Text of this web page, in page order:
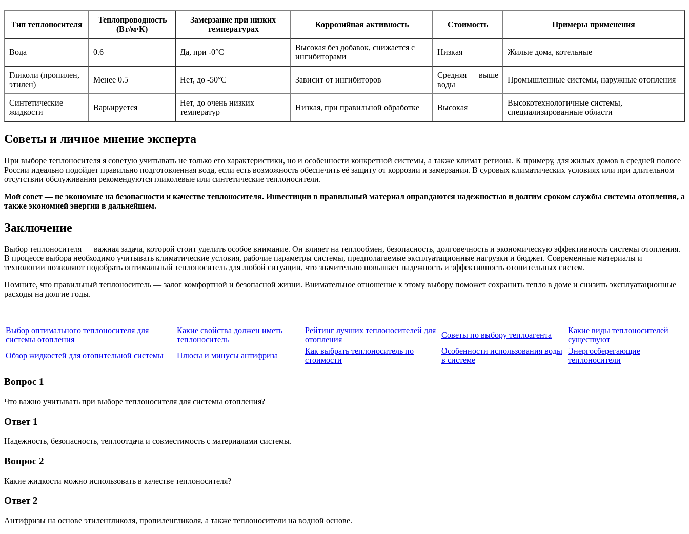
Тип теплоносителя
Теплопроводность
(Вт/м·К)
Замерзание при низких
температурах
Коррозийная активность Стоимость Примеры применения
Вода 0.6 Да, при -0°C
Высокая без добавок, снижается с
ингибиторами
Низкая Жилые дома, котельные
Гликоли (пропилен,
этилен)
Менее 0.5 Нет, до -50°C Зависит от ингибиторов
Средняя — выше
воды
Промышленные системы, наружные отопления
Синтетические
жидкости
Варьируется
Нет, до очень низких
температур
Низкая, при правильной обработке Высокая
Высокотехнологичные системы,
специализированные области
Советы и личное мнение эксперта
При выборе теплоносителя я советую учитывать не только его характеристики, но и особенности конкретной системы, а также климат региона. К примеру, для жилых домов в средней полосе
России идеально подойдет правильно подготовленная вода, если есть возможность обеспечить её защиту от коррозии и замерзания. В суровых климатических условиях или при длительном
отсутствии обслуживания рекомендуются гликолевые или синтетические теплоносители.
Мой совет — не экономьте на безопасности и качестве теплоносителя. Инвестиции в правильный материал оправдаются надежностью и долгим сроком службы системы отопления, а
также экономией энергии в дальнейшем.
Заключение
Выбор теплоносителя — важная задача, которой стоит уделить особое внимание. Он влияет на теплообмен, безопасность, долговечность и экономическую эффективность системы отопления.
В процессе выбора необходимо учитывать климатические условия, рабочие параметры системы, предполагаемые эксплуатационные нагрузки и бюджет. Современные материалы и
технологии позволяют подобрать оптимальный теплоноситель для любой ситуации, что значительно повышает надежность и эффективность отопительных систем.
Помните, что правильный теплоноситель — залог комфортной и безопасной жизни. Внимательное отношение к этому выбору поможет сохранить тепло в доме и снизить эксплуатационные
расходы на долгие годы.
Выбор оптимального теплоносителя для
системы отопления
Какие свойства должен иметь
теплоноситель
Рейтинг лучших теплоносителей для
отопления
Советы по выбору теплоагента
Какие виды теплоносителей
существуют
Обзор жидкостей для отопительной системы
Плюсы и минусы антифриза
Как выбрать теплоноситель по
стоимости
Особенности использования воды
в системе
Энергосберегающие
теплоносители
Вопрос 1
Что важно учитывать при выборе теплоносителя для системы отопления?
Ответ 1
Надежность, безопасность, теплоотдача и совместимость с материалами системы.
Вопрос 2
Какие жидкости можно использовать в качестве теплоносителя?
Ответ 2
Антифризы на основе этиленгликоля, пропиленгликоля, а также теплоносители на водной основе.